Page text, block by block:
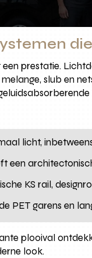
een prestatie.
slub en
licht,
een
KS rail,
PET garens en
plooival
look.